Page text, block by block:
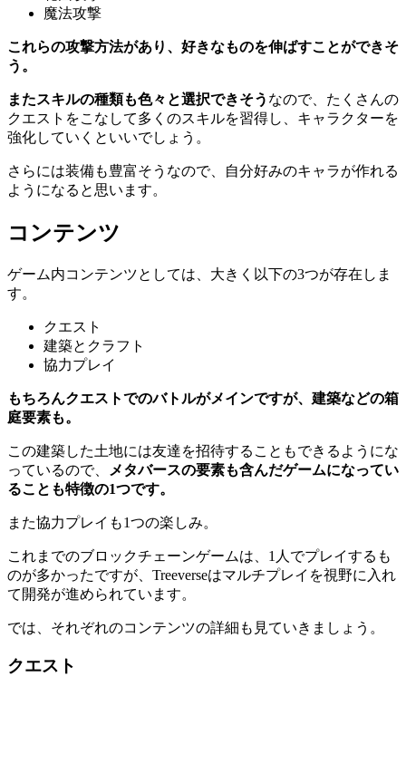
魔法攻撃
これらの攻撃方法があり、好きなものを伸ばすことができそ
う。
またスキルの種類も色々と選択できそう なので、たくさんの
クエストをこなして多くのスキルを習得し、キャラクターを
強化していくといいでしょう。
さらには装備も豊富そうなので、自分好みのキャラが作れる
ようになると思います。
コンテンツ
ゲーム内コンテンツとしては、大きく以下の3つが存在しま
す。
クエスト
建築とクラフト
協力プレイ
もちろんクエストでのバトルがメインですが、建築などの箱
庭要素も。
この建築した土地には友達を招待することもできるようにな
っているので、
メタバースの要素も含んだゲームになってい
ることも特徴の1つです。
また協力プレイも1つの楽しみ。
これまでのブロックチェーンゲームは、1人でプレイするも
のが多かったですが、Treeverseはマルチプレイを視野に入れ
て開発が進められています。
では、それぞれのコンテンツの詳細も見ていきましょう。
クエスト